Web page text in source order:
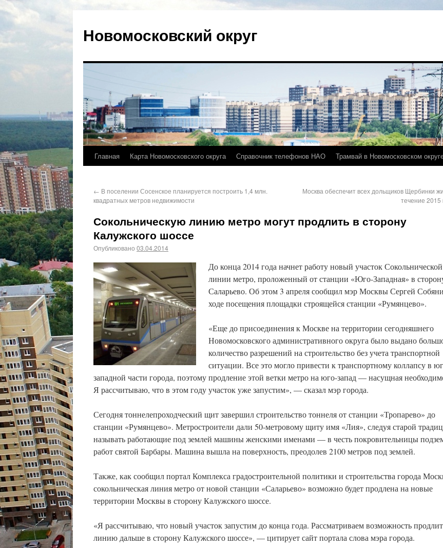
Новомосковский округ
Главная Карта Новомосковского округа Справочник телефонов НАО Трамвай в Новомосковском
← В поселении Сосенское планируется построить 1,4 млн.
квадратных метров недвижимости
Москва обеспечит всех дольщиков Щербинки
течение 2015
Сокольническую линию метро могут продлить в сторону
Калужского шоссе
Опубликовано 03.04.2014
До конца 2014 года начнет работу новый участок Сокольнической
линии метро, проложенный от станции «Юго-Западная» в
Саларьево. Об этом 3 апреля сообщил мэр Москвы Сергей
ходе посещения площадки строящейся станции «Румянцево».
«Еще до присоединения к Москве на территории сегодняшнего
Новомосковского административного округа было выдано
количество разрешений на строительство без учета транспортной
ситуации. Все это могло привести к транспортному коллапсу в
западной части города, поэтому продление этой ветки метро на юго-запад — насущная
Я рассчитываю, что в этом году участок уже запустим», — сказал мэр города.
Сегодня тоннелепроходческий щит завершил строительство тоннеля от станции «Тропарево» до
станции «Румянцево». Метростроители дали 50-метровому щиту имя «Лия», следуя старой
называть работающие под землей машины женскими именами — в честь покровительницы
работ святой Барбары. Машина вышла на поверхность, преодолев 2100 метров под землей.
Также, как сообщил портал Комплекса градостроительной политики и строительства города
сокольническая линия метро от новой станции «Саларьево» возможно будет продлена на новые
территории Москвы в сторону Калужского шоссе.
«Я рассчитываю, что новый участок запустим до конца года. Рассматриваем возможность
линию дальше в сторону Калужского шоссе», — цитирует сайт портала слова мэра города.